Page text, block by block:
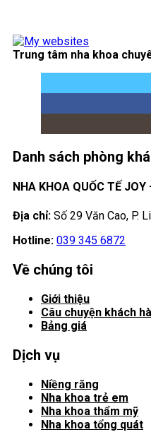
Trung tâm nha khoa
Danh sách phòng
NHA KHOA QUỐC TẾ JOY
Địa chỉ: Số 29 Văn Cao, P.
Hotline: 039 345 6872
Về chúng tôi
Giới thiệu
Câu chuyện khách
Bảng giá
Dịch vụ
Niềng răng
Nha khoa trẻ em
Nha khoa thẩm mỹ
Nha khoa tổng quát